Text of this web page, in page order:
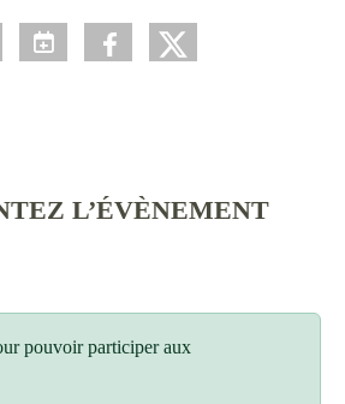
L’ÉVÈNEMENT
pouvoir participer aux